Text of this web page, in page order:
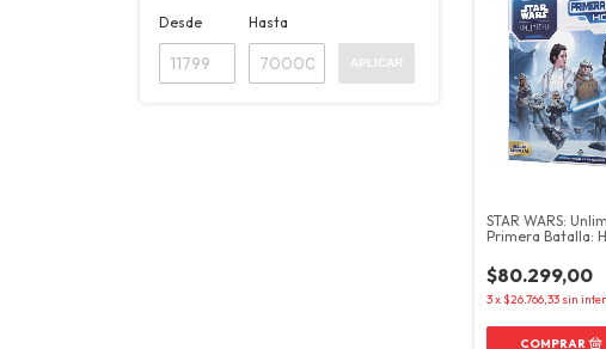
Desde Hasta
APLICAR
STAR WARS:
Primera Batalla:
$80.299,00
3x $26.766,33 sin